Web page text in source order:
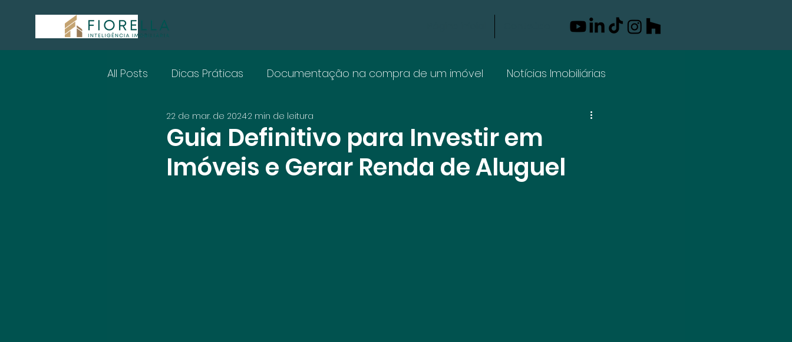
All Posts Dicas Práticas Documentação na compra de um imóvel Notícias Imobiliárias
Guia Definitivo para Investir em
Imóveis e Gerar Renda de Aluguel
22 de mar. de 20242 min de leitura